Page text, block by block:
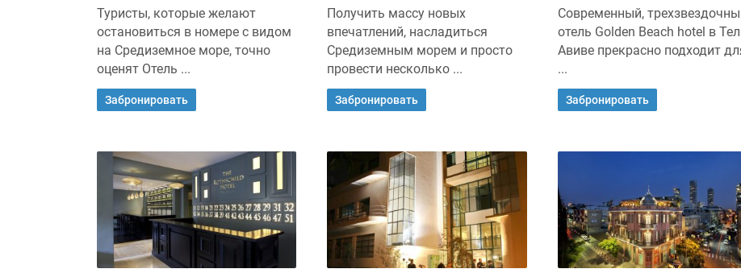
Туристы, которые желают
остановиться в номере с видом
на Средиземное море, точно
оценят Отель ...
Забронировать
Получить массу новых
впечатлений, насладиться
Средиземным морем и просто
провести несколько ...
Забронировать
Современный,
отель Golden Beach hotel в
Авиве прекрасно подходит
...
Забронировать